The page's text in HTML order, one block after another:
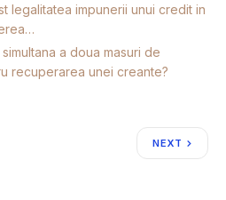
legalitatea impunerii unui credit in
a doua masuri de
recuperarea unei creante?
NEXT